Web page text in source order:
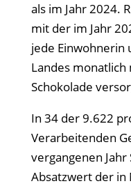
als im Jahr 2024.
mit der im Jahr
jede Einwohnerin
Landes
Schokolade
In 34 der 9.622
Verarbeitenden
vergangenen
Absatzwert der in